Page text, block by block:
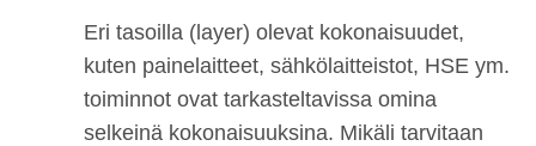
Eri tasoilla (layer) olevat kokonaisuudet,
kuten painelaitteet, sähkölaitteistot, HSE ym.
toiminnot ovat tarkasteltavissa omina
selkeinä kokonaisuuksina. Mikäli tarvitaan